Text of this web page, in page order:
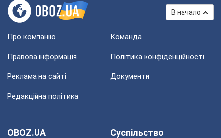
В начало
Про компанію Команда
Правова інформація Політика конфіденційності
Реклама на сайті Документи
Редакційна політика
OBOZ.UA
Суспільство